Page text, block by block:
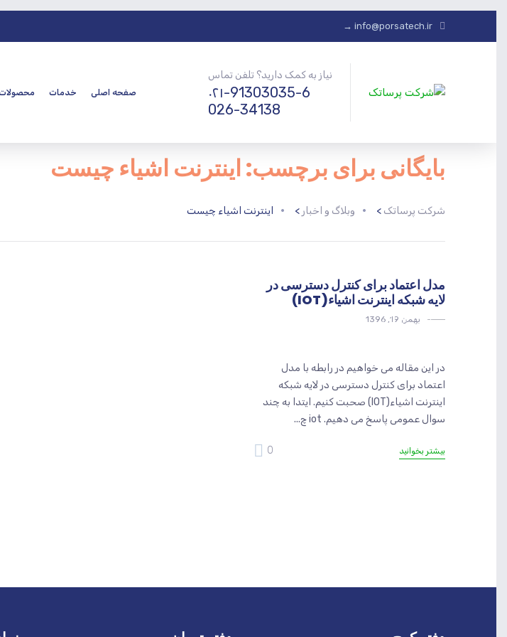
info@porsatech.ir →
نیاز به کمک دارید؟ تلفن تماس
۰۲۱-91303035-6
026-34138
صفحه اصلی خدمات
بایگانی برای برچسب: اینترنت اشیاء چیست
شرکت پرساتک > وبلاگ و اخبار > اینترنت اشیاء چیست
مدل اعتماد برای کنترل دسترسی در
لایه شبکه اینترنت اشیاء(IOT)
بهمن 19, 1396
امنیت امنیت اینترنت اشیاء
در این مقاله می خواهیم در رابطه با مدل
اعتماد برای کنترل دسترسی در لایه شبکه
اینترنت اشیاء(IOT) صحبت کنیم. ایتدا به چند
سوال عمومی پاسخ می دهیم. iot چ...
بیشتر بخوانید 0